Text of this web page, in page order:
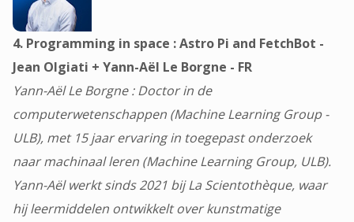
4. Programming in space : Astro Pi and FetchBot -
Jean Olgiati + Yann-Aël Le Borgne - FR
Yann-Aël Le Borgne : Doctor in de
computerwetenschappen (Machine Learning Group -
ULB), met 15 jaar ervaring in toegepast onderzoek
naar machinaal leren (Machine Learning Group, ULB).
Yann-Aël werkt sinds 2021 bij La Scientothèque, waar
hij leermiddelen ontwikkelt over kunstmatige